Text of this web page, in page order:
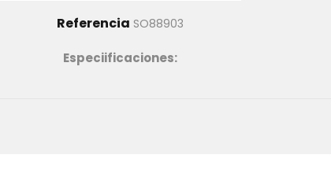
Referencia SO88903
Especiificaciones: